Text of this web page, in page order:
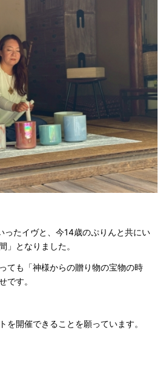
ったイヴと、今14歳のぷりんと共にい
」となりました。
ても「神様からの贈り物の宝物の時
です。
を開催できることを願っています。